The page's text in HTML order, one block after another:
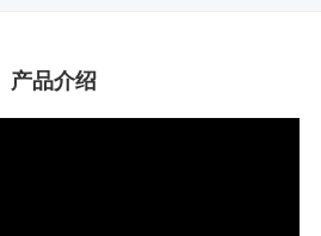
产品介绍